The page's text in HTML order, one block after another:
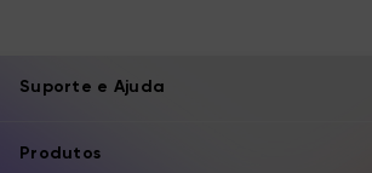
Suporte e Ajuda
Produtos